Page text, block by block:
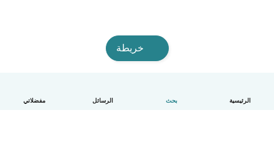
الرئيسية بحث الرسائل مفضلاتي
خريطة